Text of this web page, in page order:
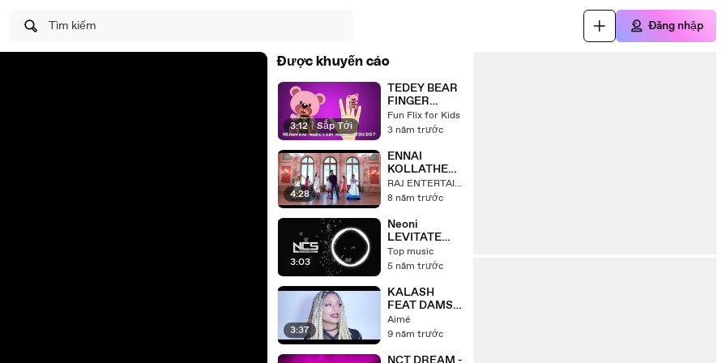
Tìm kiếm Đăng nhập
Được khuyến cáo
3:12 | Sắp Tới
TEDEY BEAR
FINGER
FAMILY
SONGS
Fun Flix for Kids
3 năm trước
4:28
ENNAI
KOLLATHEY
ORGINAL
VERSION
RAJ ENTERTAINMENT
8 năm trước
3:03
Neoni
LEVITATE
NCS Release
top NCS
TRENDING!!
Top music
5 năm trước
3:37
KALASH
FEAT DAMSO
- MWAKA
MOON (
FILLE ) (
Aimé
9 năm trước